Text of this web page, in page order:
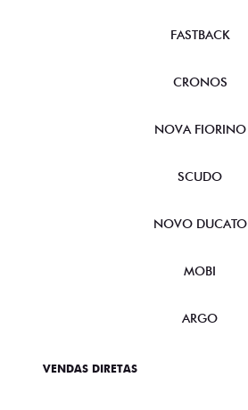
FASTBACK
CRONOS
NOVA FIORINO
SCUDO
NOVO DUCATO
MOBI
ARGO
VENDAS DIRETAS